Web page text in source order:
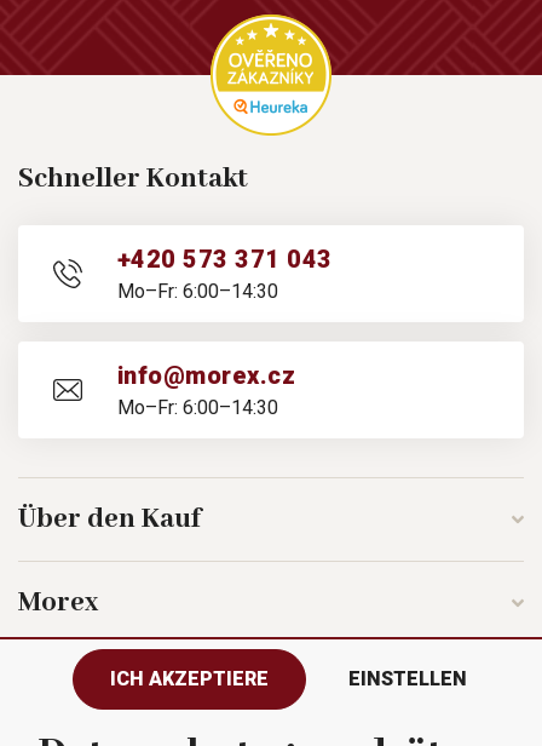
Schneller Kontakt
+420 573 371 043
Mo–Fr: 6:00–14:30
info@morex.cz
Mo–Fr: 6:00–14:30
Über den Kauf
Morex
Folgen Sie uns
ICH AKZEPTIERE EINSTELLEN